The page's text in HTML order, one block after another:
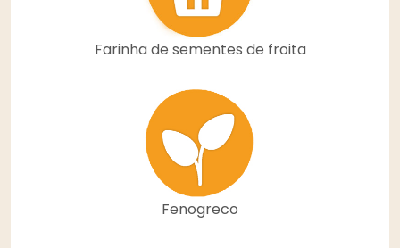
Farinha de sementes de froita
Fenogreco